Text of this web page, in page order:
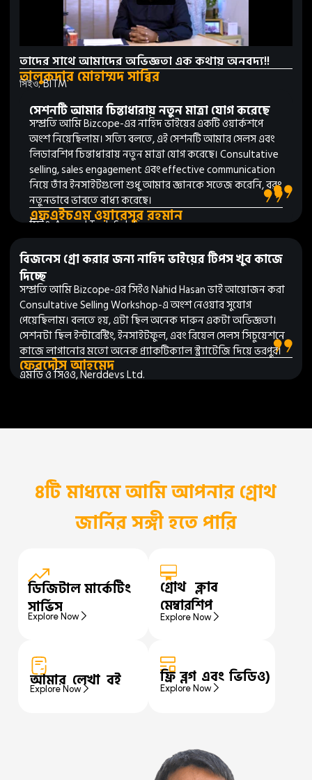
তাদের সাথে আমাদের অভিজ্ঞতা এক কথায় অনবদ্য!!
তালুকদার মোহাম্মদ সাব্বির
সিইও, BITM
সেশনটি আমার চিন্তাধারায় নতুন মাত্রা যোগ করেছে
সম্প্রতি আমি Bizcope-এর নাহিদ ভাইয়ের একটি ওয়ার্কশপে
অংশ নিয়েছিলাম। সত্যি বলতে, এই সেশনটি আমার সেলস এবং
লিডারশিপ চিন্তাধারায় নতুন মাত্রা যোগ করেছে। Consultative
selling, sales engagement এবং effective communication
নিয়ে তাঁর ইনসাইটগুলো শুধু আমার জ্ঞানকে সতেজ করেনি, বরং
নতুনভাবে ভাবতে বাধ্য করেছে।
এফএইচএম ওয়ারেসুর রহমান
সিইও, Accord Tech Solutions
বিজনেস গ্রো করার জন্য নাহিদ ভাইয়ের টিপস খুব কাজে
দিচ্ছে
সম্প্রতি আমি Bizcope-এর সিইও Nahid Hasan ভাই আয়োজন করা
Consultative Selling Workshop-এ অংশ নেওয়ার সুযোগ
পেয়েছিলাম। বলতে হয়, এটা ছিল অনেক দারুন একটা অভিজ্ঞতা।
সেশনটা ছিল ইন্টারেস্টিং, ইনসাইটফুল, এবং রিয়েল সেলস সিচুয়েশনে
কাজে লাগানোর মতো অনেক প্র্যাকটিক্যাল স্ট্র্যাটেজি দিয়ে ভরপুর।
ফেরদৌস আহমেদ
এমডি ও সিওও, Nerddevs Ltd.
৪টি মাধ্যমে আমি আপনার গ্রোথ
জার্নির সঙ্গী হতে পারি
ডিজিটাল মার্কেটিং
সার্ভিস
Explore Now
গ্রোথ ক্লাব
মেম্বারশিপ
Explore Now
আমার লেখা বই
Explore Now
ফ্রি ব্লগ এবং ভিডিও)
Explore Now